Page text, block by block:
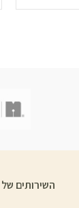
השירותים